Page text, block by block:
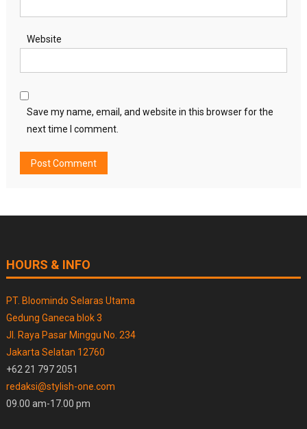
Website
Save my name, email, and website in this browser for the
next time I comment.
HOURS & INFO
PT. Bloomindo Selaras Utama
Gedung Ganeca blok 3
Jl. Raya Pasar Minggu No. 234
Jakarta Selatan 12760
+62 21 797 2051
redaksi@stylish-one.com
09.00 am-17.00 pm